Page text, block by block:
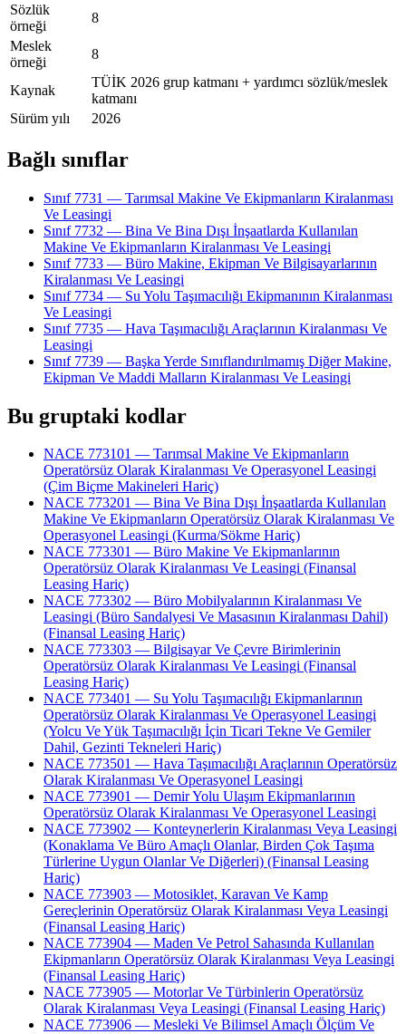
Sözlük
örneği
8
Meslek
örneği
8
Kaynak
TÜİK 2026 grup katmanı + yardımcı sözlük/meslek
katmanı
Sürüm yılı
2026
Bağlı sınıflar
Sınıf 7731 — Tarımsal Makine Ve Ekipmanların Kiralanması
Ve Leasingi
Sınıf 7732 — Bina Ve Bina Dışı İnşaatlarda Kullanılan
Makine Ve Ekipmanların Kiralanması Ve Leasingi
Sınıf 7733 — Büro Makine, Ekipman Ve Bilgisayarlarının
Kiralanması Ve Leasingi
Sınıf 7734 — Su Yolu Taşımacılığı Ekipmanının Kiralanması
Ve Leasingi
Sınıf 7735 — Hava Taşımacılığı Araçlarının Kiralanması Ve
Leasingi
Sınıf 7739 — Başka Yerde Sınıflandırılmamış Diğer Makine,
Ekipman Ve Maddi Malların Kiralanması Ve Leasingi
Bu gruptaki kodlar
NACE 773101 — Tarımsal Makine Ve Ekipmanların
Operatörsüz Olarak Kiralanması Ve Operasyonel Leasingi
(Çim Biçme Makineleri Hariç)
NACE 773201 — Bina Ve Bina Dışı İnşaatlarda Kullanılan
Makine Ve Ekipmanların Operatörsüz Olarak Kiralanması Ve
Operasyonel Leasingi (Kurma/Sökme Hariç)
NACE 773301 — Büro Makine Ve Ekipmanlarının
Operatörsüz Olarak Kiralanması Ve Leasingi (Finansal
Leasing Hariç)
NACE 773302 — Büro Mobilyalarının Kiralanması Ve
Leasingi (Büro Sandalyesi Ve Masasının Kiralanması Dahil)
(Finansal Leasing Hariç)
NACE 773303 — Bilgisayar Ve Çevre Birimlerinin
Operatörsüz Olarak Kiralanması Ve Leasingi (Finansal
Leasing Hariç)
NACE 773401 — Su Yolu Taşımacılığı Ekipmanlarının
Operatörsüz Olarak Kiralanması Ve Operasyonel Leasingi
(Yolcu Ve Yük Taşımacılığı İçin Ticari Tekne Ve Gemiler
Dahil, Gezinti Tekneleri Hariç)
NACE 773501 — Hava Taşımacılığı Araçlarının Operatörsüz
Olarak Kiralanması Ve Operasyonel Leasingi
NACE 773901 — Demir Yolu Ulaşım Ekipmanlarının
Operatörsüz Olarak Kiralanması Ve Operasyonel Leasingi
NACE 773902 — Konteynerlerin Kiralanması Veya Leasingi
(Konaklama Ve Büro Amaçlı Olanlar, Birden Çok Taşıma
Türlerine Uygun Olanlar Ve Diğerleri) (Finansal Leasing
Hariç)
NACE 773903 — Motosiklet, Karavan Ve Kamp
Gereçlerinin Operatörsüz Olarak Kiralanması Veya Leasingi
(Finansal Leasing Hariç)
NACE 773904 — Maden Ve Petrol Sahasında Kullanılan
Ekipmanların Operatörsüz Olarak Kiralanması Veya Leasingi
(Finansal Leasing Hariç)
NACE 773905 — Motorlar Ve Türbinlerin Operatörsüz
Olarak Kiralanması Veya Leasingi (Finansal Leasing Hariç)
NACE 773906 — Mesleki Ve Bilimsel Amaçlı Ölçüm Ve